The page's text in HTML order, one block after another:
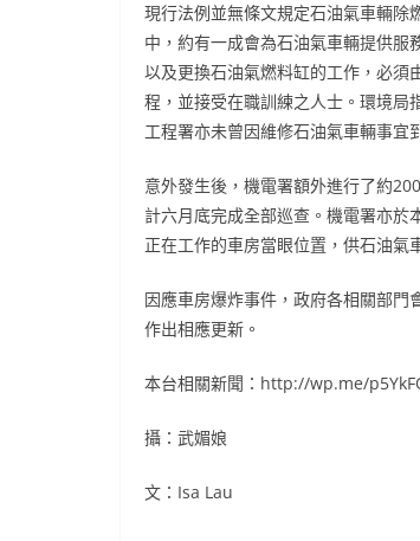
現行法例並無條文規定石油氣車輛除
中，約有一成會為石油氣車輛提供服
以及更換石油氣燃料缸的工作，必須
程，並接受在職訓練之人士。環境局
工程署亦未曾因維修石油氣車輛事宜
意外發生後，機電署額外進行了約
計六月底完成全部巡查。機電署亦
正在工作的車房當眼位置，供石油氣
因應車房爆炸事件，政府各相關部門
作出相應更新。
本台相關新聞：http://wp.me/
攝：武媚娘
文：Isa Lau